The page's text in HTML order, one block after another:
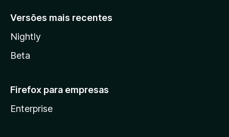
Versões mais recentes
Nightly
Beta
Firefox para empresas
Enterprise